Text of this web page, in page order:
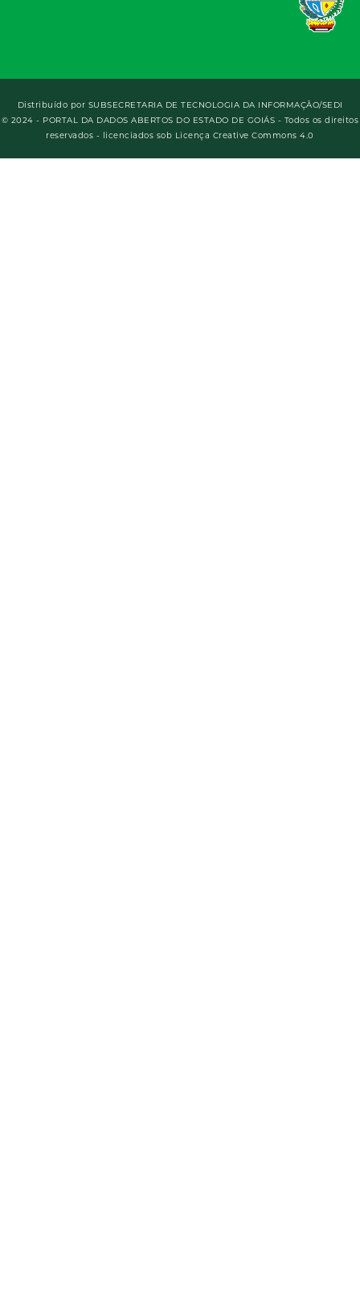
Distribuído por SUBSECRETARIA DE TECNOLOGIA DA INFORMAÇÃO/SEDI
© 2024 - PORTAL DA DADOS ABERTOS DO ESTADO DE GOIÁS - Todos os direitos
reservados - licenciados sob Licença Creative Commons 4.0